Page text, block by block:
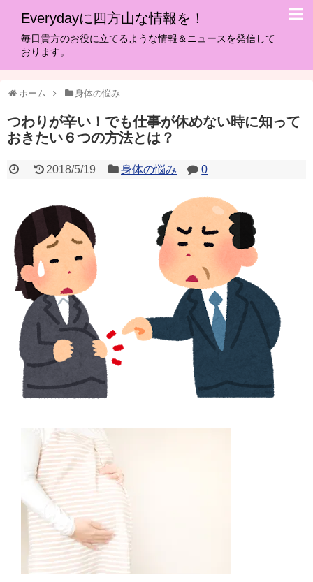
Everydayに四方山な情報を！
毎日貴方のお役に立てるような情報＆ニュースを発信して
おります。
ホーム 身体の悩み
つわりが辛い！でも仕事が休めない時に知って
おきたい６つの方法とは？
2018/5/19 身体の悩み 0